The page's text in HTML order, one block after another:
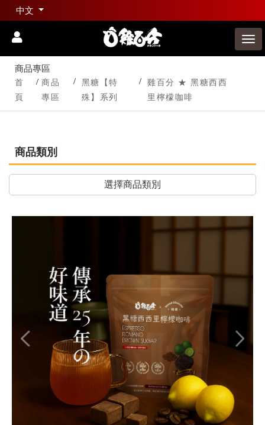
中文
商品專區
首
頁
商品
專區
黑糖【特
殊】系列
雞百分 ★ 黑糖西西
里檸檬咖啡
商品類別
選擇商品類別